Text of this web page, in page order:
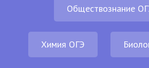
Обществознание
Химия ОГЭ